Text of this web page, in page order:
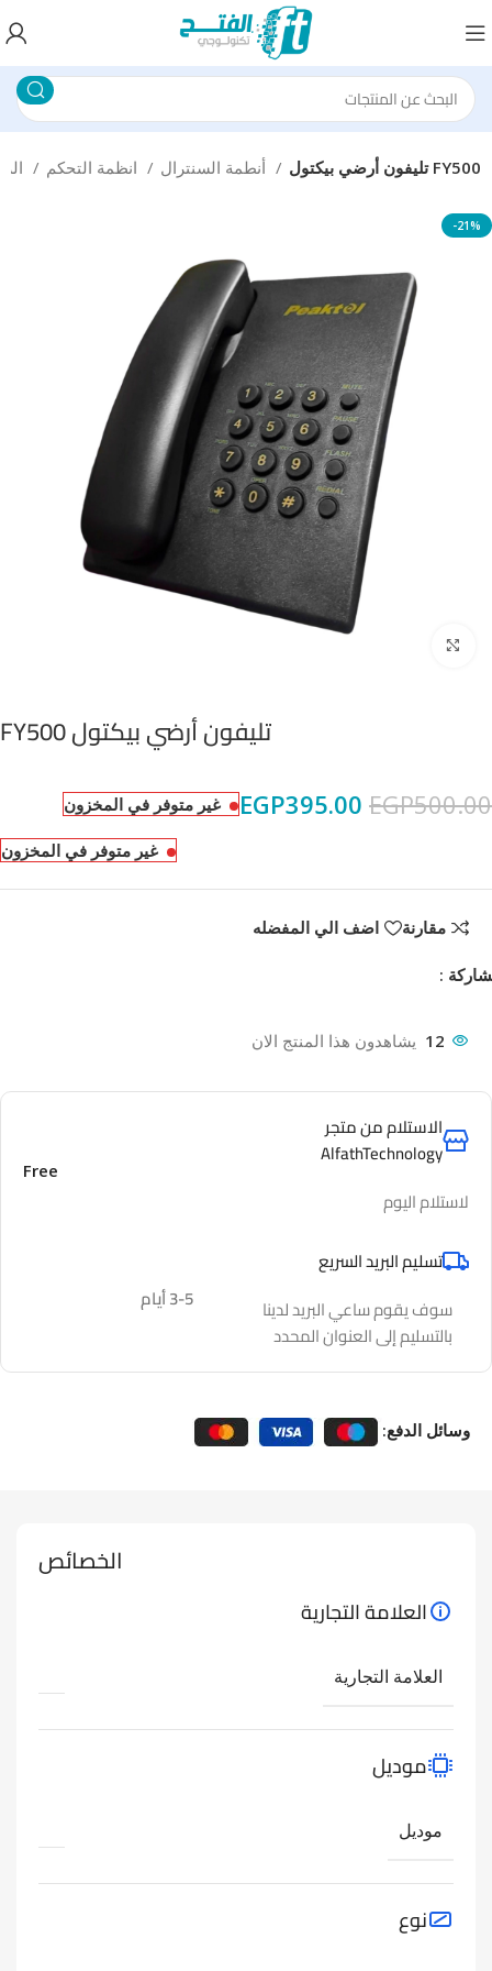
أنطمة السنترال تليفون أرضي بيكتول FY500
-21%
تليفون أرضي بيكتول FY500
EGP500.00
EGP395.00 غير متوفر في المخزون
غير متوفر في المخزون
مقارنة اضف الي المفضله
:
12 يشاهدون هذا المنتج الان
الاستلام من متجر
AlfathTechnology
لاستلام اليوم
Free
تسليم البريد السريع
سوف يقوم ساعي البريد لدينا
بالتسليم إلى العنوان المحدد
3-5 أيام
وسائل الدفع:
الخصائص
العلامة التجارية
العلامة التجارية
موديل
موديل
نوع